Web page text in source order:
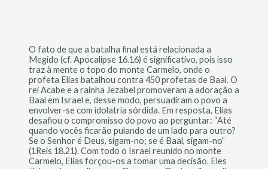
O fato de que a batalha final está relacionada a
Megido (cf. Apocalipse 16.16) é significativo, pois isso
traz à mente o topo do monte Carmelo, onde o
profeta Elias batalhou contra 450 profetas de Baal. O
rei Acabe e a rainha Jezabel promoveram a adoração a
Baal em Israel e, desse modo, persuadiram o povo a
envolver-se com idolatria sórdida. Em resposta, Elias
desafiou o compromisso do povo ao perguntar: “Até
quando vocês ficarão pulando de um lado para outro?
Se o Senhor é Deus, sigam-no; se é Baal, sigam-no”
(1Reis 18.21). Com todo o Israel reunido no monte
Carmelo, Elias forçou-os a tomar uma decisão. Eles